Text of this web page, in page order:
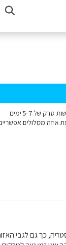
שלום, אנחנו מעוניינים לעשות טרק של 5-7 ימים
איזה מסלולים
כך גם לגבי